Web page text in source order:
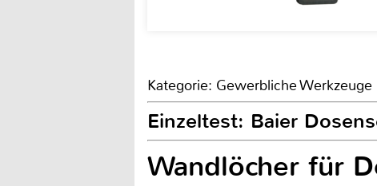
Kategorie: Gewerbliche Werkzeuge
Einzeltest: Baier
Wandlöcher für